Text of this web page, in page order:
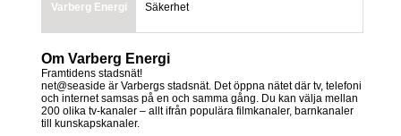
Varberg Energi Säkerhet
Om Varberg Energi
Framtidens stadsnät!
net@seaside är Varbergs stadsnät. Det öppna nätet där tv, telefoni
och internet samsas på en och samma gång. Du kan välja mellan
200 olika tv-kanaler – allt ifrån populära filmkanaler, barnkanaler
till kunskapskanaler.